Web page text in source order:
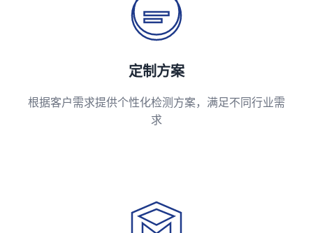
定制方案
根据客户需求提供个性化检测方案，满足不同行业需
求